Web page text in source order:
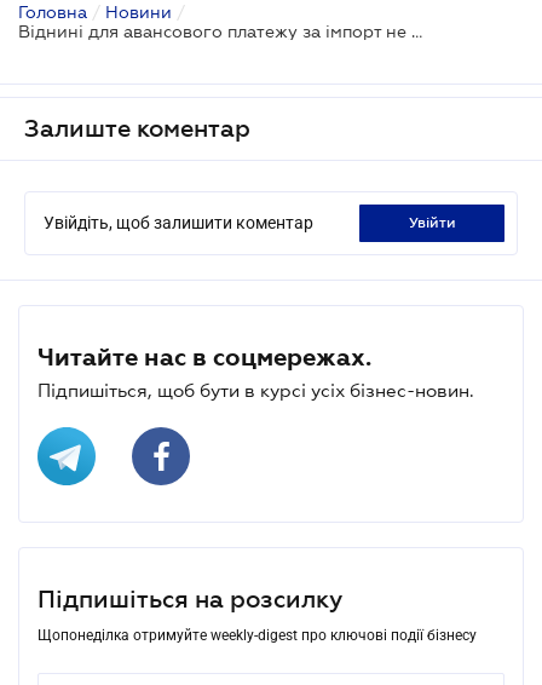
Головна / Новини /
Віднині для авансового платежу за імпорт не обов'язковий акредитив
Залиште коментар
Увійдіть, щоб залишити коментар увійти
Читайте нас в соцмережах.
Підпишіться, щоб бути в курсі усіх бізнес-новин.
Підпишіться на розсилку
Щопонеділка отримуйте weekly-digest про ключові події бізнесу